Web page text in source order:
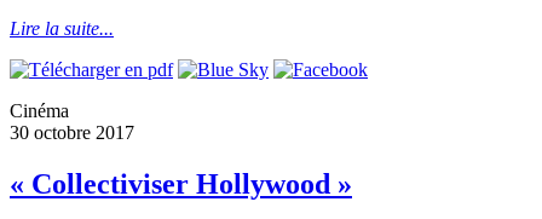
Lire la suite...
Cinéma
30 octobre 2017
« Collectiviser Hollywood »